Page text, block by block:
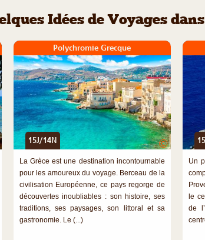
Idées de Voyages
Polychromie Grecque
15J/14N ©
La Grèce est une destination incontournable
pour les amoureux du voyage. Berceau de la
civilisation Européenne, ce pays regorge de
découvertes inoubliables : son histoire, ses
traditions, ses paysages, son littoral et sa
gastronomie. Le (...)
Un
le
de